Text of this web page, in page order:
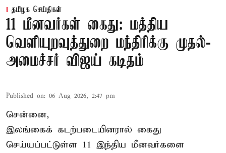
தமிழக செய்திகள்
11 மீனவர்கள் கைது: மத்திய
வெளியுறவுத்துறை மந்திரிக்கு முதல்-
அமைச்சர் விஜய் கடிதம்
Published on: 06 Aug 2026, 2:47 pm
சென்னை,
இலங்கைக் கடற்படையினரால் கைது
செய்யப்பட்டுள்ள 11 இந்திய மீனவர்களை